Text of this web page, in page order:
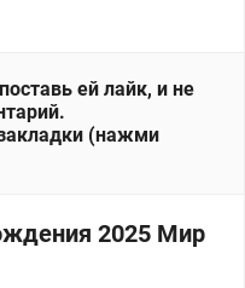
ей лайк, и не
(нажми
2025 Мир